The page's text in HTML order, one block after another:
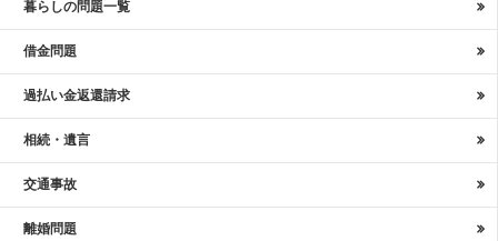
暮らしの問題一覧
借金問題
過払い金返還請求
相続・遺言
交通事故
離婚問題